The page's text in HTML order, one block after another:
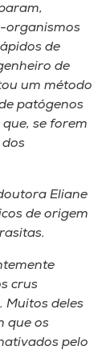
organismos
de
de
um método
patógenos
que, se forem
Eliane
de origem
crus
Muitos deles
que os
pelo